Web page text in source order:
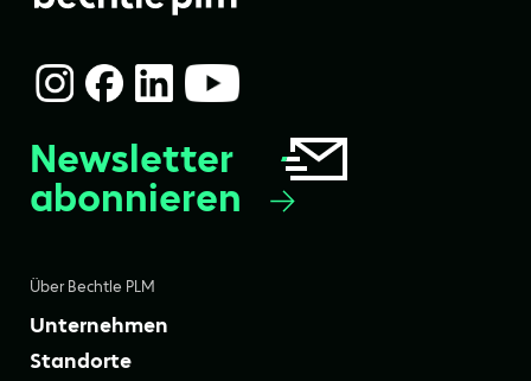
Über Bechtle PLM
Unternehmen
Standorte
Newsletter
abonnieren